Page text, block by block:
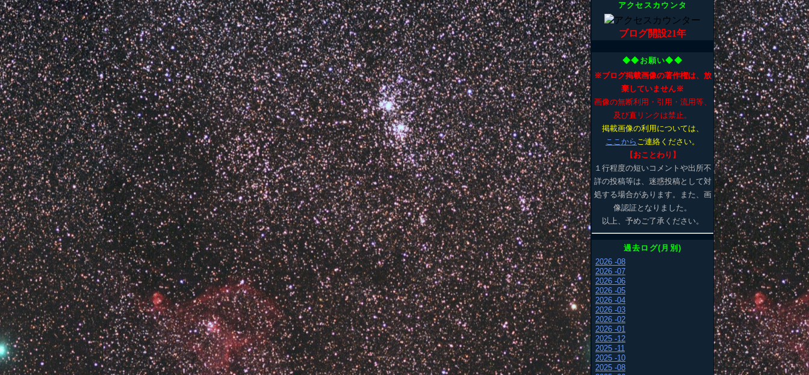
アクセスカウンタ
ブログ開設21年
◆◆お願い◆◆
※ブログ掲載画像の著作権は、放
棄していません※
画像の無断利用・引用・流用等、
及び直リンクは禁止。
掲載画像の利用については、
ここから ご連絡ください。
【おことわり】
１行程度の短いコメントや出所不
詳の投稿等は、迷惑投稿として対
処する場合があります。また、画
像認証となりました。
以上、予めご了承ください。
過去ログ(月別)
2026 -08
2026 -07
2026 -06
2026 -05
2026 -04
2026 -03
2026 -02
2026 -01
2025 -12
2025 -11
2025 -10
2025 -08